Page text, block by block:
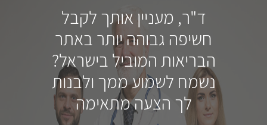
ד"ר, מעניין אותך לקבל
חשיפה גבוהה יותר באתר
הבריאות המוביל בישראל?
נשמח לשמוע ממך ולבנות
לך הצעה מתאימה